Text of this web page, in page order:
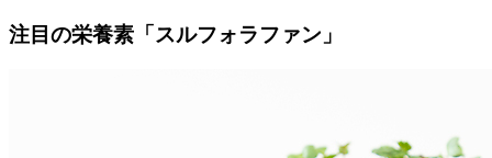
注目の栄養素「スルフォラファン」